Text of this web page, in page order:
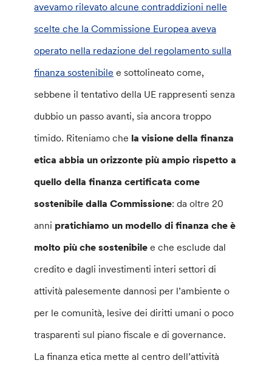
avevamo rilevato alcune contraddizioni nelle
scelte che la Commissione Europea aveva
operato nella redazione del regolamento sulla
finanza sostenibile e sottolineato come,
sebbene il tentativo della UE rappresenti senza
dubbio un passo avanti, sia ancora troppo
timido. Riteniamo che la visione della finanza
etica abbia un orizzonte più ampio rispetto a
quello della finanza certificata come
sostenibile dalla Commissione: da oltre 20
anni pratichiamo un modello di finanza che è
molto più che sostenibile e che esclude dal
credito e dagli investimenti interi settori di
attività palesemente dannosi per l’ambiente o
per le comunità, lesive dei diritti umani o poco
trasparenti sul piano fiscale e di governance.
La finanza etica mette al centro dell’attività